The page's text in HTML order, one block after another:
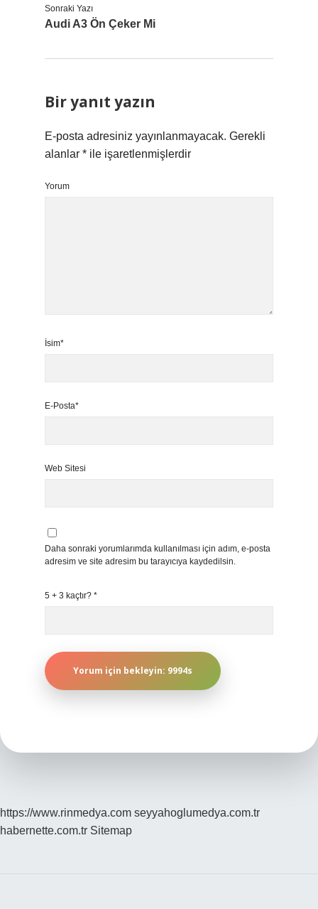
Sonraki Yazı
Audi A3 Ön Çeker Mi
Bir yanıt yazın
E-posta adresiniz yayınlanmayacak. Gerekli
alanlar * ile işaretlenmişlerdir
Yorum
İsim*
E-Posta*
Web Sitesi
Daha sonraki yorumlarımda kullanılması için adım, e-posta
adresim ve site adresim bu tarayıcıya kaydedilsin.
5 + 3 kaçtır? *
https://www.rinmedya.com seyyahoglumedya.com.tr
habernette.com.tr Sitemap